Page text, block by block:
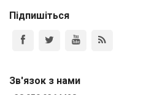
Підпишіться
Зв'язок з нами